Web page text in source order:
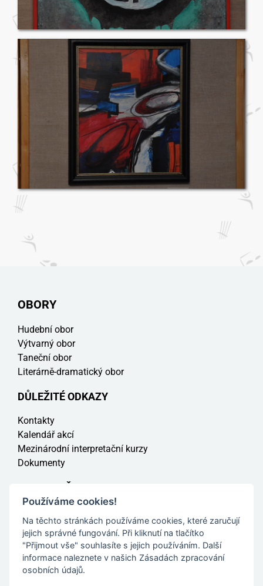
OBORY
Hudební obor
Výtvarný obor
Taneční obor
Literárně-dramatický obor
DŮLEŽITÉ ODKAZY
Kontakty
Kalendář akcí
Mezinárodní interpretační kurzy
Dokumenty
PRO RODIČE
Jak se přihlásit na ZUŠ
Zaměstnanci
Informace pro rodiče a veřejnost
Používáme cookies!
Na těchto stránkách používáme cookies, které zaručují
jejich správné fungování. Při kliknutí na tlačítko
"Přijmout vše" souhlasíte s jejich používáním. Další
informace naleznete v našich Zásadách zpracování
osobních údajů.